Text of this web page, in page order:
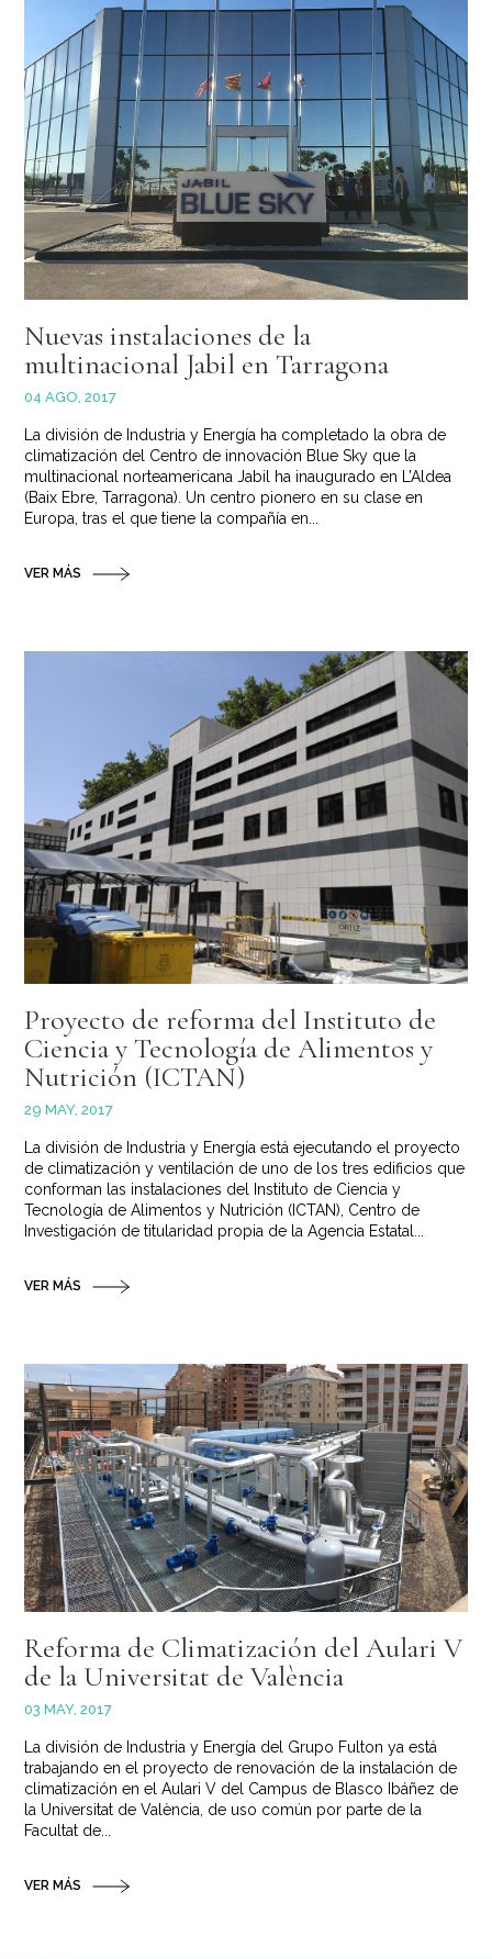
Nuevas instalaciones de la
multinacional Jabil en Tarragona
04 AGO, 2017
La división de Industria y Energía ha completado la obra de
climatización del Centro de innovación Blue Sky que la
multinacional norteamericana Jabil ha inaugurado en L’Aldea
(Baix Ebre, Tarragona). Un centro pionero en su clase en
Europa, tras el que tiene la compañía en...
VER MÁS
Proyecto de reforma del Instituto de
Ciencia y Tecnología de Alimentos y
Nutrición (ICTAN)
29 MAY, 2017
La división de Industria y Energía está ejecutando el proyecto
de climatización y ventilación de uno de los tres edificios que
conforman las instalaciones del Instituto de Ciencia y
Tecnología de Alimentos y Nutrición (ICTAN), Centro de
Investigación de titularidad propia de la Agencia Estatal...
VER MÁS
Reforma de Climatización del Aulari V
de la Universitat de València
03 MAY, 2017
La división de Industria y Energía del Grupo Fulton ya está
trabajando en el proyecto de renovación de la instalación de
climatización en el Aulari V del Campus de Blasco Ibáñez de
la Universitat de València, de uso común por parte de la
Facultat de...
VER MÁS